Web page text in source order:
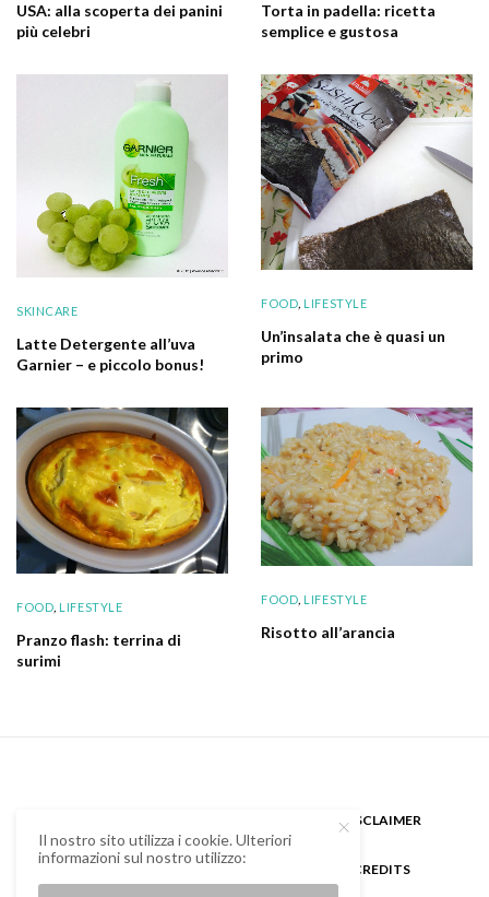
USA: alla scoperta dei panini
più celebri
Torta in padella: ricetta
semplice e gustosa
SKINCARE
Latte Detergente all’uva
Garnier – e piccolo bonus!
FOOD LIFESTYLE
Un’insalata che è quasi un
primo
FOOD, LIFESTYLE
Pranzo flash: terrina di
surimi
FOOD, LIFESTYLE
Risotto all’arancia
DISCLAIMER
CREDITS
Il nostro sito utilizza i cookie. Ulteriori
informazioni sul nostro utilizzo: